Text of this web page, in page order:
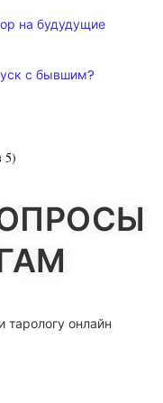
на будудущие
с бывшим?
5)
тарологу онлайн